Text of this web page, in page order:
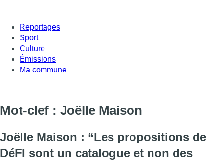
Reportages
Sport
Culture
Émissions
Ma commune
Mot-clef : Joëlle Maison
Joëlle Maison : “Les propositions de
DéFI sont un catalogue et non des